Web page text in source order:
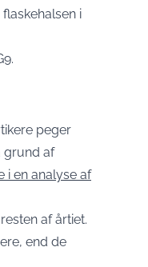
i
peger
grund af
i en analyse af
af årtiet.
end de